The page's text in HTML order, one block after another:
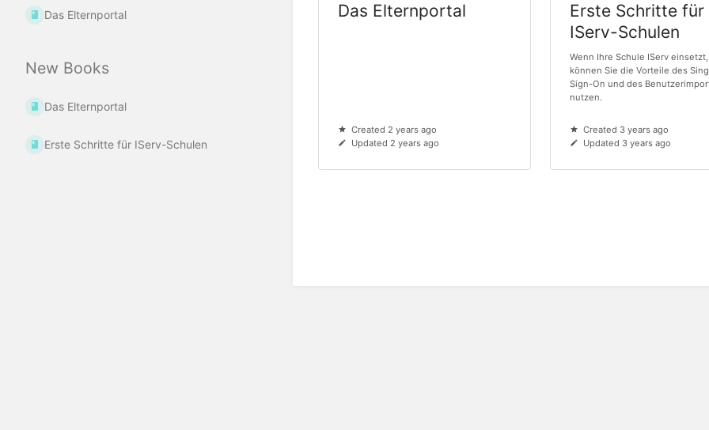
Das Elternportal
New Books
Das Elternportal
Erste Schritte für IServ-Schulen
Das Elternportal
Created 2 years ago
Updated 2 years ago
Erste Schritte für
IServ-Schulen
Wenn Ihre Schule IServ einsetzt,
können Sie die Vorteile des
Sign-On und des
nutzen.
Created 3 years ago
Updated 3 years ago